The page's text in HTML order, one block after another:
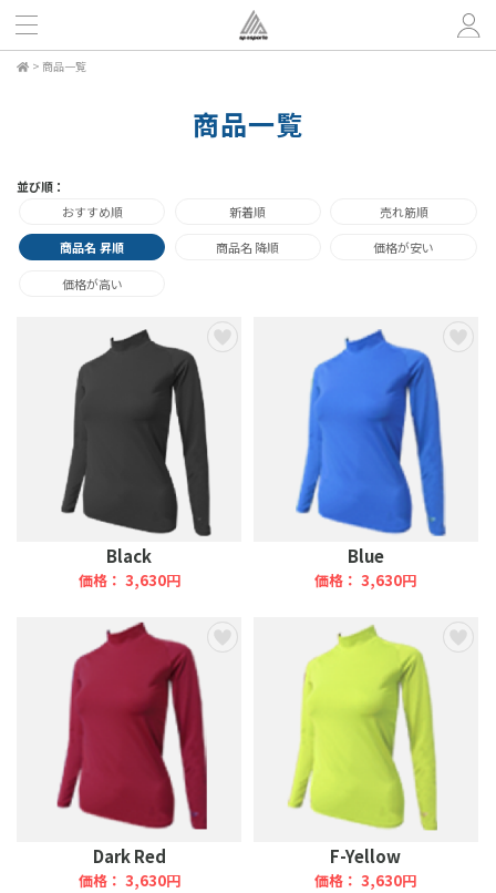
> 商品一覧
商品一覧
並び順：
おすすめ順
新着順 売れ筋順
商品名 昇順 商品名 降順 価格が安い
価格が高い
Black
価格： 3,630円
Blue
価格： 3,630円
Dark Red
価格： 3,630円
F-Yellow
価格： 3,630円